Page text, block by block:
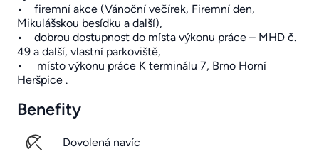
• firemní akce (Vánoční večírek, Firemní den,
Mikulášskou besídku a další),
• dobrou dostupnost do místa výkonu práce – MHD č.
49 a další, vlastní parkoviště,
• místo výkonu práce K terminálu 7, Brno Horní
Heršpice .
Benefity
Dovolená navíc